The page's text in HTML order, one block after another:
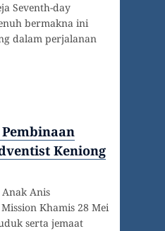
Seventh-day
bermakna ini
dalam perjalanan
Keniong
Anis
Khamis 28 Mei
serta jemaat